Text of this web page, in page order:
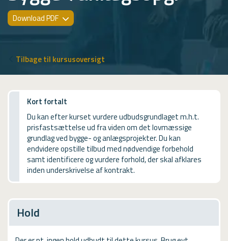
Erhvervsuddannelser
Kursusoversigt
VUF
PCR
USMA
Videoguides
Download PDF
Tilbage til kursusoversigt
Kort fortalt
Du kan efter kurset vurdere udbudsgrundlaget m.h.t.
prisfastsættelse ud fra viden om det lovmæssige
grundlag ved bygge- og anlægsprojekter. Du kan
endvidere opstille tilbud med nødvendige forbehold
samt identificere og vurdere forhold, der skal afklares
inden underskrivelse af kontrakt.
Hold